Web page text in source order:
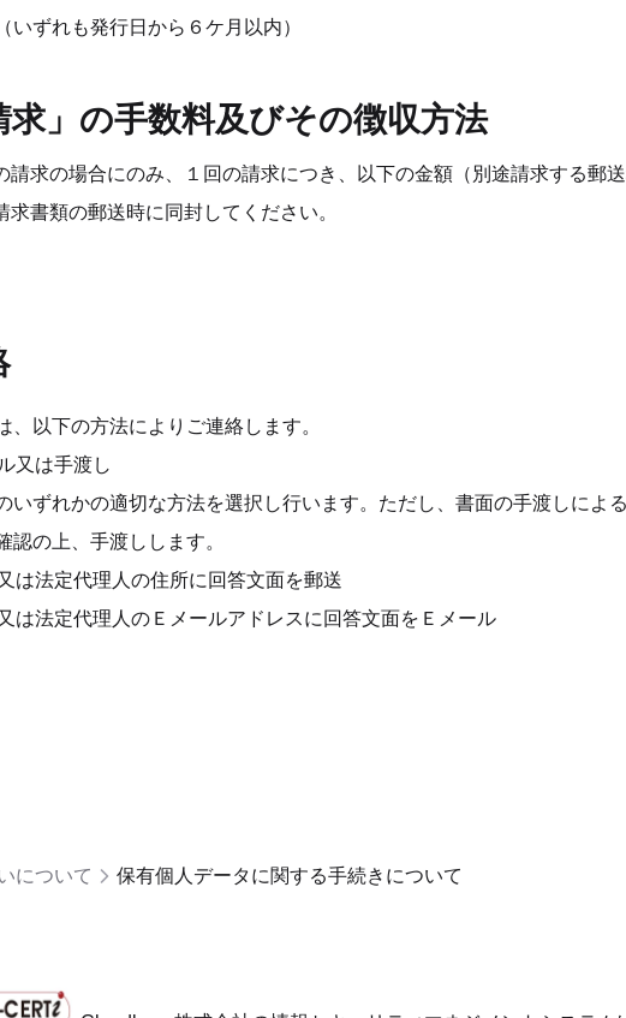
ずれも発行日から６ケ月以内）
求」の手数料及びその徴収方法
請求の場合にのみ、１回の請求につき、以下の金額（別途請求する郵
書類の郵送時に同封してください。
、以下の方法によりご連絡します。
又は手渡し
いずれかの適切な方法を選択し行います。ただし、書面の手渡しによ
認の上、手渡しします。
は法定代理人の住所に回答文面を郵送
は法定代理人のＥメールアドレスに回答文面をＥメール
について 保有個人データに関する手続きについて